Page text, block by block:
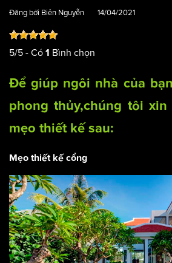
Đăng bởi Biên Nguyễn 14/04/2021
5/5 - Có 1 Bình chọn
Để giúp ngôi nhà của
phong thủy,chúng tôi
mẹo thiết kế sau:
Mẹo thiết kế cổng